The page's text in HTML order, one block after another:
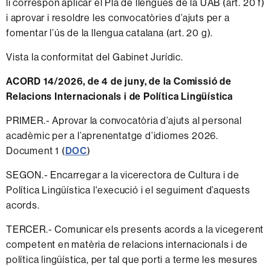
li correspon aplicar el Pla de llengües de la UAB (art. 20 f)
i aprovar i resoldre les convocatòries d’ajuts per a
fomentar l’ús de la llengua catalana (art. 20 g).
Vista la conformitat del Gabinet Jurídic.
ACORD 14/2026, de 4 de juny, de la Comissió de
Relacions Internacionals i de Política Lingüística
PRIMER.- Aprovar la convocatòria d’ajuts al personal
acadèmic per a l’aprenentatge d’idiomes 2026.
Document 1 (DOC)
SEGON.- Encarregar a la vicerectora de Cultura i de
Política Lingüística l'execució i el seguiment d’aquests
acords.
TERCER.- Comunicar els presents acords a la vicegerent
competent en matèria de relacions internacionals i de
política lingüística, per tal que porti a terme les mesures